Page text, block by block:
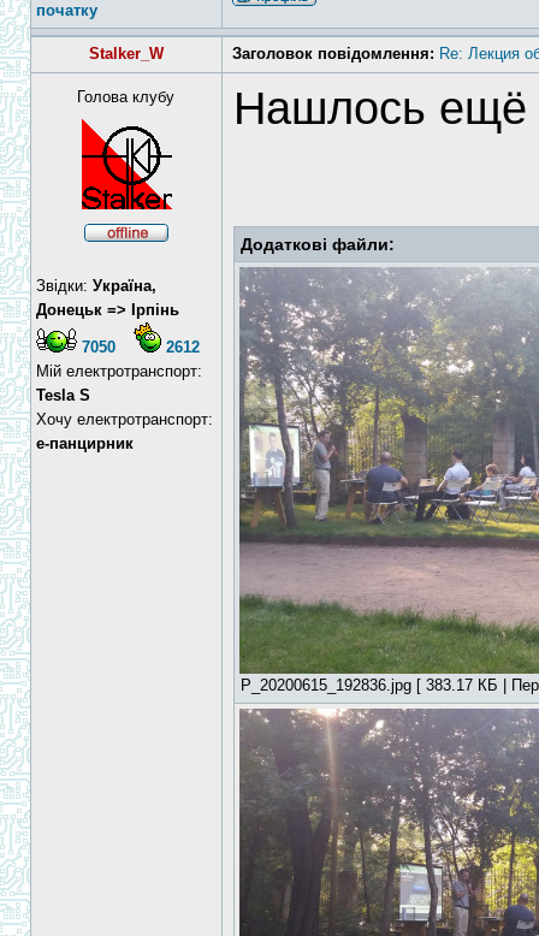
початку
Stalker_W Заголовок повідомлення: Re: Лекция
Голова клубу
Звідки: Україна,
Донецьк => Ірпінь
7050
2612
Мій електротранспорт:
Tesla S
Хочу електротранспорт:
е-панцирник
Нашлось ещё
Додаткові файли:
P_20200615_192836.jpg [ 383.17 КБ |